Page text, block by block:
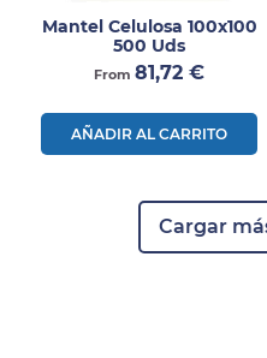
Mantel Celulosa 100x100
500 Uds
From Precio
81,72 €
AÑADIR AL CARRITO
Cargar